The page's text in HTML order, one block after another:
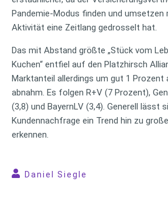
Pandemie-Modus finden und umsetzen
Aktivität eine Zeitlang gedrosselt hat.
Das mit Abstand größte „Stück vom
Kuchen“ entfiel auf den Platzhirsch
Marktanteil allerdings um gut 1
abnahm. Es folgen R+V (7 Prozent),
(3,8) und BayernLV (3,4). Generell lässt
Kundennachfrage ein Trend hin zu
erkennen.
Daniel Siegle